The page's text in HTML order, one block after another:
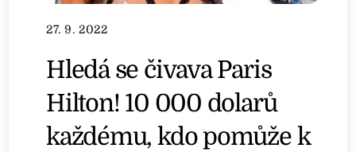
27. 9. 2022
Hledá se čivava Paris
Hilton! 10 000 dolarů
každému, kdo pomůže k